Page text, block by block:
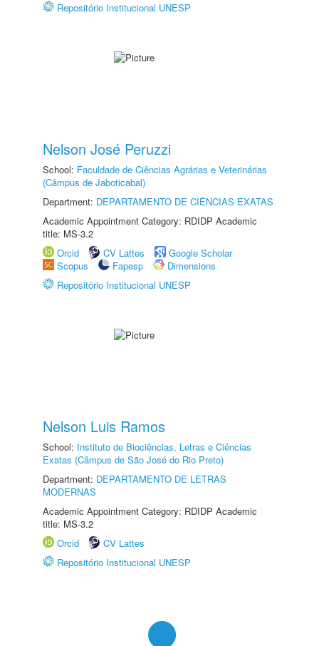
Repositório Institucional UNESP
Nelson José Peruzzi
School: Faculdade de Ciências Agrárias e Veterinárias
(Câmpus de Jaboticabal)
Department: DEPARTAMENTO DE CIÊNCIAS EXATAS
Academic Appointment Category: RDIDP Academic
title: MS-3.2
Orcid
CV Lattes
Google Scholar
Scopus
Fapesp
Dimensions
Repositório Institucional UNESP
Nelson Luis Ramos
School: Instituto de Biociências, Letras e Ciências
Exatas (Câmpus de São José do Rio Preto)
Department: DEPARTAMENTO DE LETRAS
MODERNAS
Academic Appointment Category: RDIDP Academic
title: MS-3.2
Orcid
CV Lattes
Repositório Institucional UNESP